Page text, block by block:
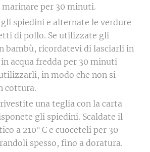
marinare per 30 minuti.
spiedini e alternate le verdure
di pollo. Se utilizzate gli
bambù, ricordatevi di lasciarli in
acqua fredda per 30 minuti
in modo che non si
cottura.
una teglia con la carta
gli spiedini. Scaldate il
a 210° C e cuoceteli per 30
spesso, fino a doratura.